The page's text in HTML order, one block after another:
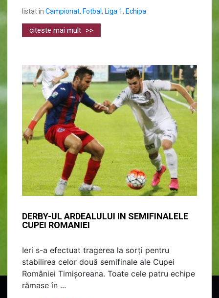
listat in Campionat, Fotbal , Liga 1, Echipa
citeste mai mult >>
DERBY-UL ARDEALULUI IN SEMIFINALELE
CUPEI ROMANIEI
Ieri s-a efectuat tragerea la sorți pentru
stabilirea celor două semifinale ale Cupei
României Timișoreana. Toate cele patru echipe
rămase în ...